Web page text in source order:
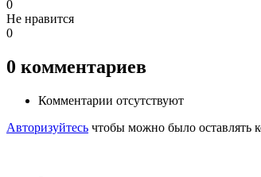
0
Не нравится
0
0 комментариев
Комментарии отсутствуют
Авторизуйтесь чтобы можно было оставлять